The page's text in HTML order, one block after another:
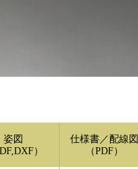
姿図
）
仕様書／配線図
（PDF）